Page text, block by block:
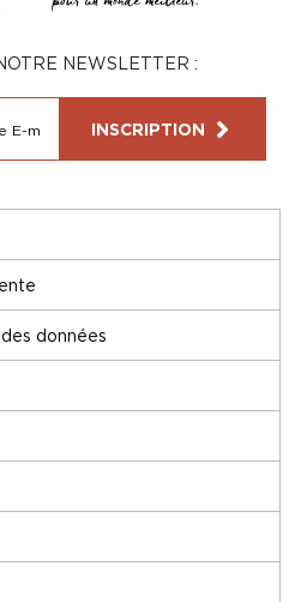
données
NEWSLETTER :
INSCRIPTION